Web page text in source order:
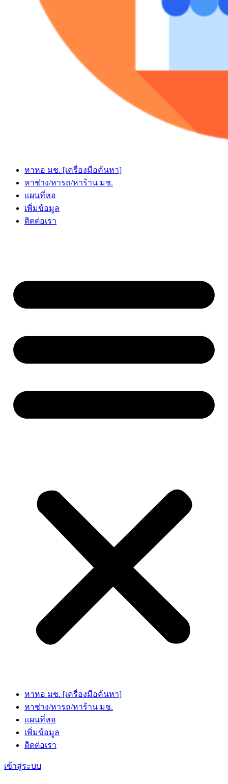
หาหอ มช. [เครื่องมือค้นหา]
หาช่าง/หารถ/หาร้าน มช.
แผนที่หอ
เพิ่มข้อมูล
ติดต่อเรา
หาหอ มช. [เครื่องมือค้นหา]
หาช่าง/หารถ/หาร้าน มช.
แผนที่หอ
เพิ่มข้อมูล
ติดต่อเรา
เข้าสู่ระบบ